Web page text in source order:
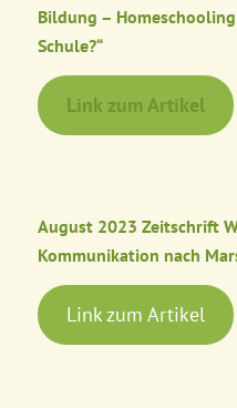
Bildung –
Schule?“
Link zum Artikel
August 2023 Zeitschrift
Kommunikation nach
Link zum Artikel